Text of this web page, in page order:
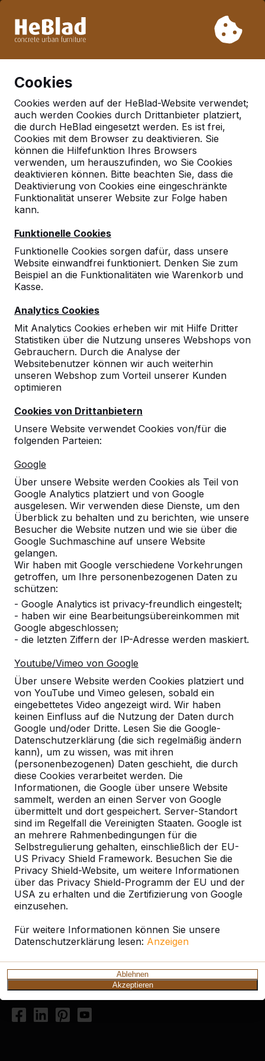
Woche 33 nicht. Bitte berücksichtigen Sie daher längere
Cookies
Cookies werden auf der HeBlad-Website verwendet;
auch werden Cookies durch Drittanbieter platziert,
die durch HeBlad eingesetzt werden. Es ist frei,
Cookies mit dem Browser zu deaktivieren. Sie
können die Hilfefunktion Ihres Browsers
verwenden, um herauszufinden, wo Sie Cookies
deaktivieren können. Bitte beachten Sie, dass die
Deaktivierung von Cookies eine eingeschränkte
Funktionalität unserer Website zur Folge haben
kann.
Funktionelle Cookies
Funktionelle Cookies sorgen dafür, dass unsere
Website einwandfrei funktioniert. Denken Sie zum
Beispiel an die Funktionalitäten wie Warenkorb und
Kasse.
Analytics Cookies
Mit Analytics Cookies erheben wir mit Hilfe Dritter
Statistiken über die Nutzung unseres Webshops von
Gebrauchern. Durch die Analyse der
Websitebenutzer können wir auch weiterhin
unseren Webshop zum Vorteil unserer Kunden
optimieren
Cookies von Drittanbietern
Unsere Website verwendet Cookies von/für die
folgenden Parteien:
Google
Über unsere Website werden Cookies als Teil von
Google Analytics platziert und von Google
ausgelesen. Wir verwenden diese Dienste, um den
Überblick zu behalten und zu berichten, wie unsere
Besucher die Website nutzen und wie sie über die
Google Suchmaschine auf unsere Website
gelangen.
Wir haben mit Google verschiedene Vorkehrungen
getroffen, um Ihre personenbezogenen Daten zu
schützen:
- Google Analytics ist privacy-freundlich eingestelt;
- haben wir eine Bearbeitungsübereinkommen mit
Google abgeschlossen;
- die letzten Ziffern der IP-Adresse werden maskiert.
Youtube/Vimeo von Google
Über unsere Website werden Cookies platziert und
von YouTube und Vimeo gelesen, sobald ein
eingebettetes Video angezeigt wird. Wir haben
keinen Einfluss auf die Nutzung der Daten durch
Google und/oder Dritte. Lesen Sie die Google-
Datenschutzerklärung (die sich regelmäßig ändern
kann), um zu wissen, was mit ihren
(personenbezogenen) Daten geschieht, die durch
diese Cookies verarbeitet werden. Die
Informationen, die Google über unsere Website
sammelt, werden an einen Server von Google
übermittelt und dort gespeichert. Server-Standort
sind im Regelfall die Vereinigten Staaten. Google ist
an mehrere Rahmenbedingungen für die
Selbstregulierung gehalten, einschließlich der EU-
US Privacy Shield Framework. Besuchen Sie die
Privacy Shield-Website, um weitere Informationen
über das Privacy Shield-Programm der EU und der
USA zu erhalten und die Zertifizierung von Google
einzusehen.
Für weitere Informationen können Sie unsere
Datenschutzerklärung lesen: Anzeigen
Ablehnen
Akzeptieren
Deutschland
Referenties in:Geeste
10
Referenzen
Unsere Produkte finden Sie in ganz Europa
und darüber hinaus. Sehen Sie hier, wo Sie
ein HeBlad-Produkt in Ihrer Nähe finden.
Produkt
Alles anzeigen
Kategorie
Alles anzeigen
Ort oder Postleitzahl suchen
Kontakt
HeBlad Deutschland
42781 Haan
Deutschland
+49 212 934 77 25
info@HeBlad.de